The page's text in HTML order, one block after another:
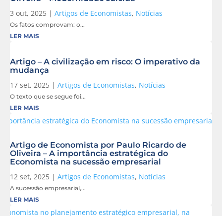
3 out, 2025 | Artigos de Economistas, Notícias
Os fatos comprovam: o...
LER MAIS
Artigo – A civilização em risco: O imperativo da
mudança
17 set, 2025 | Artigos de Economistas, Notícias
O texto que se segue foi...
LER MAIS
Artigo de Economista por Paulo Ricardo de
Oliveira – A importância estratégica do
Economista na sucessão empresarial
12 set, 2025 | Artigos de Economistas, Notícias
A sucessão empresarial,...
LER MAIS